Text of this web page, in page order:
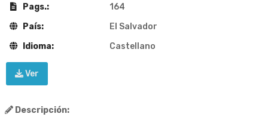
Pags.:
164
País:
El Salvador
Idioma:
Castellano
Ver
Descripción: